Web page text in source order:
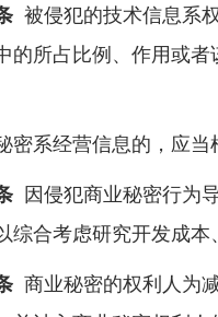
被侵犯的技术信息系
的所占比例、作用或
系经营信息的，应当根
因侵犯商业秘密行为
综合考虑研究开发成本
商业秘密的权利人为